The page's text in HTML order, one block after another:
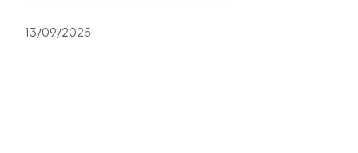
13/09/2025